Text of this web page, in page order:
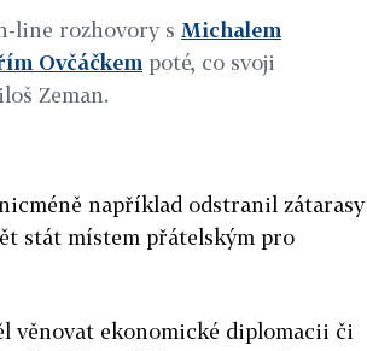
line rozhovory s Michalem
Ovčáčkem poté, co svoji
Zeman.
například odstranil zátarasy
stát místem přátelským pro
věnovat ekonomické diplomacii či